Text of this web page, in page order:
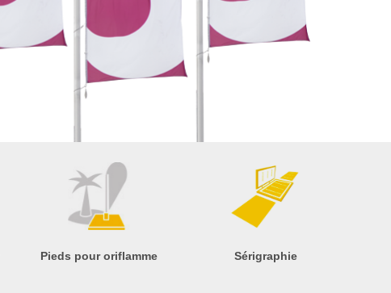
Pieds pour oriflamme Sérigraphie